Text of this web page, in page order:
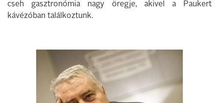
cseh gasztronómia nagy öregje, akivel a Paukert
kávézóban találkoztunk.